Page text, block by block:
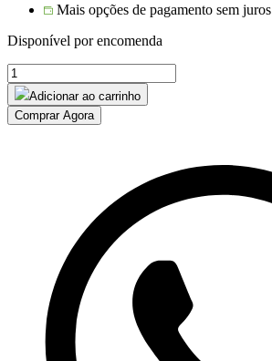
Mais opções de pagamento sem juros
Disponível por encomenda
Aparador
Veneza
quantidade
Adicionar ao carrinho
Comprar Agora